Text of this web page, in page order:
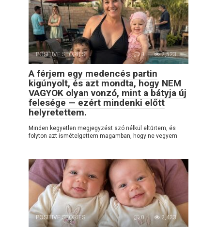
POSITIVE STORIES 0 2,523
A férjem egy medencés partin
kigúnyolt, és azt mondta, hogy NEM
VAGYOK olyan vonzó, mint a bátyja új
felesége — ezért mindenki előtt
helyretettem.
Minden kegyetlen megjegyzést szó nélkül eltűrtem, és
folyton azt ismételgettem magamban, hogy ne vegyem
POSITIVE STORIES 0 2,433